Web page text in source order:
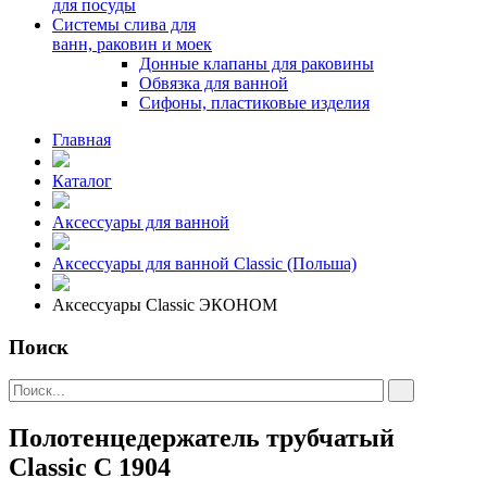
для посуды
Системы слива для
ванн, раковин и моек
Донные клапаны для раковины
Обвязка для ванной
Сифоны, пластиковые изделия
Главная
Каталог
Аксессуары для ванной
Аксессуары для ванной Classic (Польша)
Аксессуары Classic ЭКОНОМ
Поиск
Полотенцедержатель трубчатый
Classic С 1904